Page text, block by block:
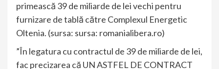
primească 39 de miliarde de lei vechi pentru
furnizare de tablă către Complexul Energetic
Oltenia. (sursa: sursa: romanialibera.ro)
”În legatura cu contractul de 39 de miliarde de lei,
fac precizarea că UN ASTFEL DE CONTRACT